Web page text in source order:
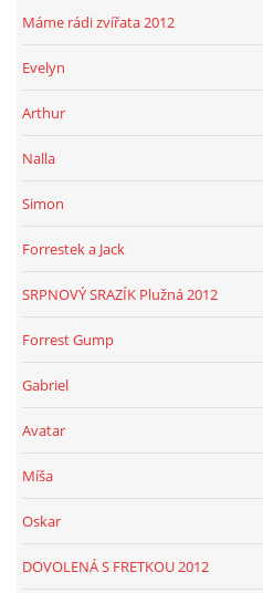
Máme rádi zvířata 2012
Evelyn
Arthur
Nalla
Simon
Forrestek a Jack
SRPNOVÝ SRAZÍK Plužná 2012
Forrest Gump
Gabriel
Avatar
Míša
Oskar
DOVOLENÁ S FRETKOU 2012